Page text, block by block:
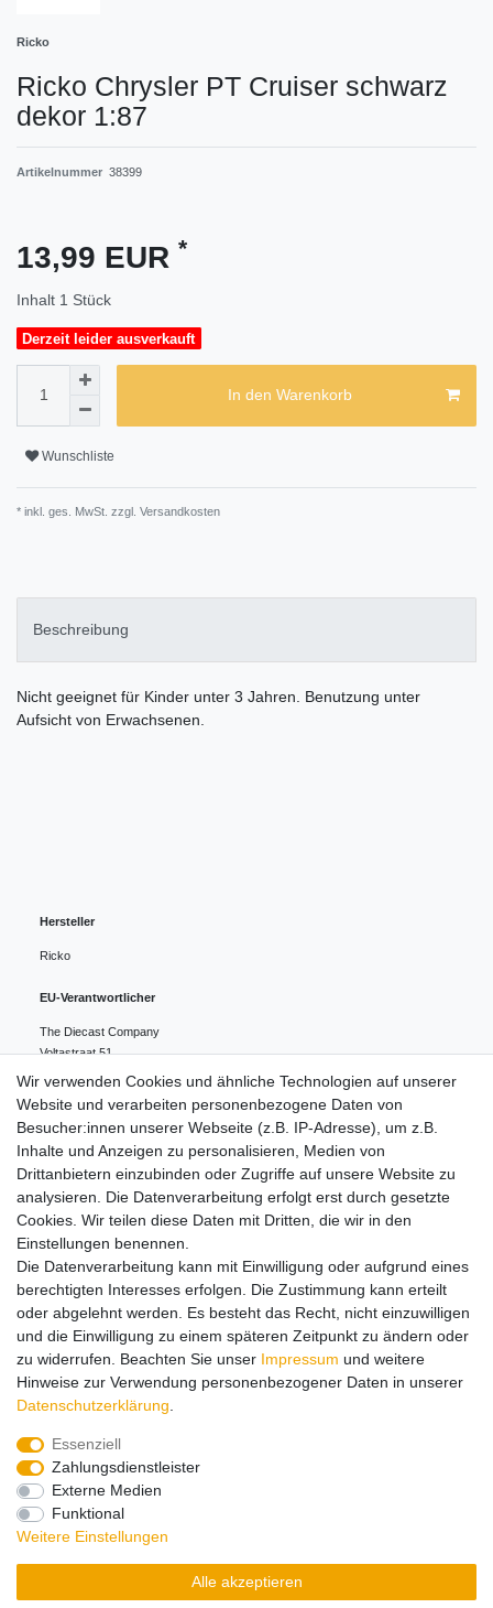
Ricko
Ricko Chrysler PT Cruiser schwarz
dekor 1:87
Artikelnummer 38399
13,99 EUR *
Inhalt 1 Stück
Derzeit leider ausverkauft
In den Warenkorb
Wunschliste
* inkl. ges. MwSt. zzgl. Versandkosten
Beschreibung
Nicht geeignet für Kinder unter 3 Jahren. Benutzung unter
Aufsicht von Erwachsenen.
Hersteller
Ricko
EU-Verantwortlicher
The Diecast Company
Voltastraat 51
PURMEREND
Niederlande
christian@diecastcompany.nl
Hinweise zur Batterieentsorgung
Lieferung und Versand
Impressum Daten­schutz­erklärung AGB
Barrierefreiheitserklärung
Vertrag widerrufen
Zahlungsarten:
Wir verwenden Cookies und ähnliche Technologien auf unserer
Website und verarbeiten personenbezogene Daten von
Besucher:innen unserer Webseite (z.B. IP-Adresse), um z.B.
Inhalte und Anzeigen zu personalisieren, Medien von
Drittanbietern einzubinden oder Zugriffe auf unsere Website zu
analysieren. Die Datenverarbeitung erfolgt erst durch gesetzte
Cookies. Wir teilen diese Daten mit Dritten, die wir in den
Einstellungen benennen.
Die Datenverarbeitung kann mit Einwilligung oder aufgrund eines
berechtigten Interesses erfolgen. Die Zustimmung kann erteilt
oder abgelehnt werden. Es besteht das Recht, nicht einzuwilligen
und die Einwilligung zu einem späteren Zeitpunkt zu ändern oder
zu widerrufen. Beachten Sie unser Impressum und weitere
Hinweise zur Verwendung personenbezogener Daten in unserer
Daten­schutz­erklärung
Essenziell
Zahlungsdienstleister
Externe Medien
Funktional
Weitere Einstellungen
Alle akzeptieren